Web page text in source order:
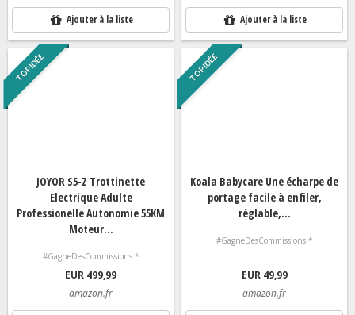
Ajouter à la liste Ajouter à la liste
TOP IDÉE
JOYOR S5-Z Trottinette
Electrique Adulte
Professionelle Autonomie 55KM
Moteur...
#GagneDesCommissions *
EUR 499,99
amazon.fr
TOP IDÉE
Koala Babycare Une écharpe de
portage facile à enfiler,
réglable,...
#GagneDesCommissions *
EUR 49,99
amazon.fr